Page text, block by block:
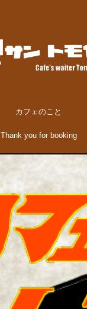
カフェのこと
Thank you for booking